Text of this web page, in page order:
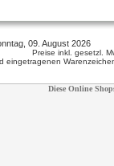
09. August 2026
Preise inkl. gesetzl.
eingetragenen
Diese Online